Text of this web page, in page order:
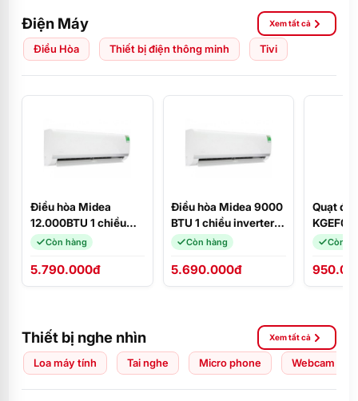
Điện Máy Xem tất cả
Điều Hòa Thiết bị điện thông minh Tivi
Điều hòa Midea
12.000BTU 1 chiều
MSAFII-13CRN8
Còn hàng
5.790.000đ
Điều hòa Midea 9000
BTU 1 chiều inverter
MSCE-10CRFN8
Còn hàng
5.690.000đ
Quạt
Còn
Thiết bị nghe nhìn Xem tất cả
Loa máy tính Tai nghe Micro phone Webcam